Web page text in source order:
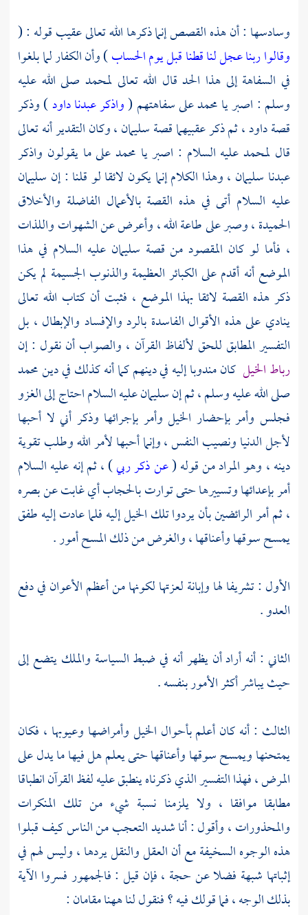
وسادسها : أن هذه القصص إنما ذكرها الله تعالى عقيب قوله : (
وقالوا ربنا عجل لنا قطنا قبل يوم الحساب) وأن الكفار لما بلغوا
في السفاهة إلى هذا الحد قال الله تعالى لمحمد صلى الله عليه
وسلم : اصبر يامحمدعلى سفاهتهم (واذكر عبدنا داود) وذكر
قصةداود، ثم ذكر عقبيهما قصةسليمان، وكان التقدير أنه تعالى
قال لمحمدعليه السلام : اصبر يا محمدعلى ما يقولون واذكر
عبدنا سليمان ، وهذا الكلام إنما يكون لائقا لو قلنا : إن سليمان
عليه السلام أتى في هذه القصة بالأعمال الفاضلة والأخلاق
الحميدة ، وصبر على طاعة الله ، وأعرض عن الشهوات واللذات
، فأما لو كان المقصود من قصة سليمانعليه السلام في هذا
الموضع أنه أقدم على الكبائر العظيمة والذنوب الجسيمة لم يكن
ذكر هذه القصة لائقا بهذا الموضع ، فثبت أن كتاب الله تعالى
ينادي على هذه الأقوال الفاسدة بالرد والإفساد والإبطال ، بل
التفسير المطابق للحق لألفاظ القرآن ، والصواب أن نقول : إن
رباط الخيل كان مندوبا إليه في دينهم كما أنه كذلك في دينمحمد
صلى الله عليه وسلم ، ثم إنسليمانعليه السلام احتاج إلى الغزو
فجلس وأمر بإحضار الخيل وأمر بإجرائها وذكر أني لا أحبها
لأجل الدنيا ونصيب النفس ، وإنما أحبها لأمر الله وطلب تقوية
دينه ، وهو المراد من قوله (عن ذكر ربي) ، ثم إنه عليه السلام
أمر بإعدائها وتسييرها حتى توارت بالحجاب أي غابت عن بصره
، ثم أمر الرائضين بأن يردوا تلك الخيل إليه فلما عادت إليه طفق
يمسح سوقها وأعناقها ، والغرض من ذلك المسح أمور .
الأول : تشريفا لها وإبانة لعزتها لكونها من أعظم الأعوان في دفع
العدو .
الثاني : أنه أراد أن يظهر أنه في ضبط السياسة والملك يتضع إلى
حيث يباشر أكثر الأمور بنفسه .
الثالث : أنه كان أعلم بأحوال الخيل وأمراضها وعيوبها ، فكان
يمتحنها ويمسح سوقها وأعناقها حتى يعلم هل فيها ما يدل على
المرض ، فهذا التفسير الذي ذكرناه ينطبق عليه لفظ القرآن انطباقا
مطابقا موافقا ، ولا يلزمنا نسبة شيء من تلك المنكرات
والمحذورات ، وأقول : أنا شديد التعجب من الناس كيف قبلوا
هذه الوجوه السخيفة مع أن العقل والنقل يردها ، وليس لهم في
إثباتها شبهة فضلا عن حجة ، فإن قيل : فالجمهور فسروا الآية
بذلك الوجه ، فما قولك فيه ؟ فنقول لنا ههنا مقامان :